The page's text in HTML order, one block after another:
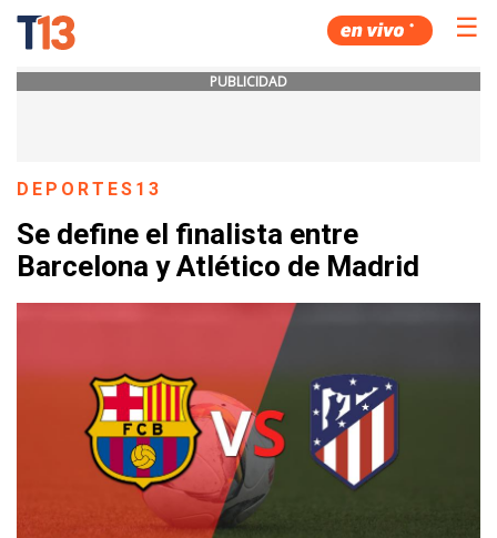
☰
PUBLICIDAD
DEPORTES13
Se define el finalista entre
Barcelona y Atlético de Madrid